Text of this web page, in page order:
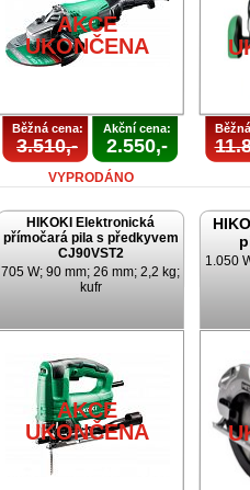
AKCE
UKONČENA
Běžná cena:
3.510,-
Akční cena:
2.550,-
VYPRODÁNO
HIKOKI Elektronická
přímočará pila s předkyvem
CJ90VST2
705 W; 90 mm; 26 mm; 2,2 kg;
kufr
AKCE
UKONČENA
1.050